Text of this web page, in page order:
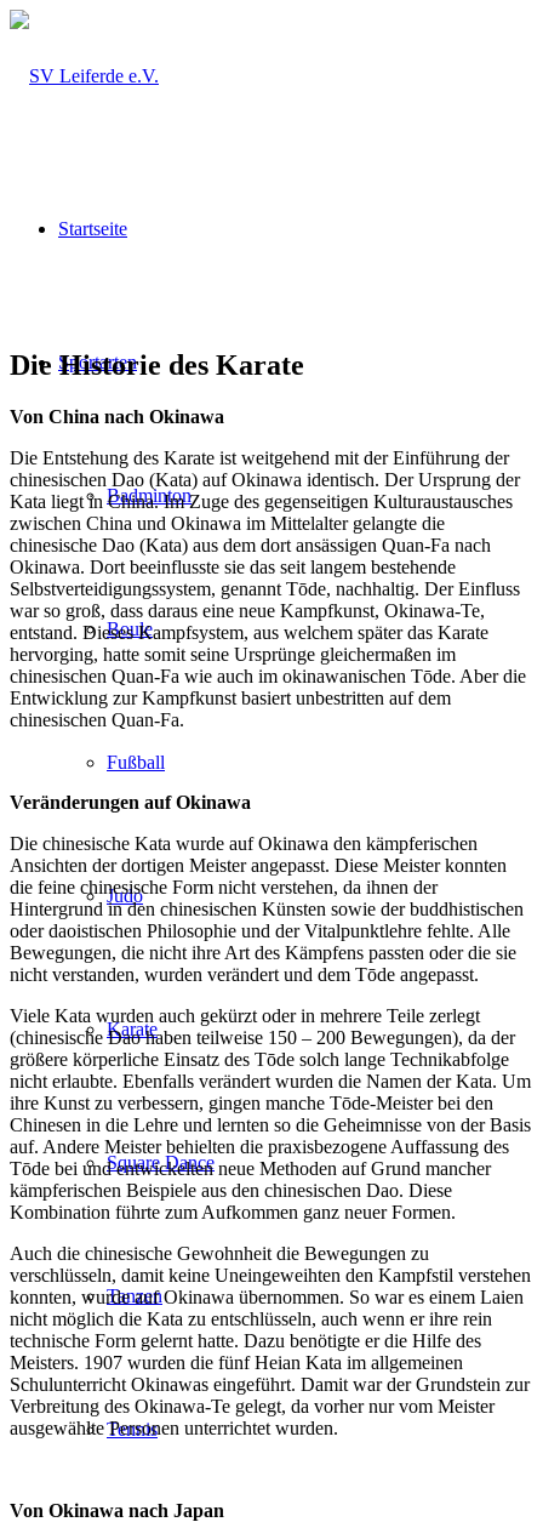
Startseite
Sportarten
Badminton
Boule
Fußball
Judo
Karate
Square Dance
Tanzen
Tennis
Die Historie des Karate
Von China nach Okinawa
Die Entstehung des Karate ist weitgehend mit der Einführung der
chinesischen Dao (Kata) auf Okinawa identisch. Der Ursprung der
Kata liegt in China. Im Zuge des gegenseitigen Kulturaustausches
zwischen China und Okinawa im Mittelalter gelangte die
chinesische Dao (Kata) aus dem dort ansässigen Quan-Fa nach
Okinawa. Dort beeinflusste sie das seit langem bestehende
Selbstverteidigungssystem, genannt Tōde, nachhaltig. Der Einfluss
war so groß, dass daraus eine neue Kampfkunst, Okinawa-Te,
entstand. Dieses Kampfsystem, aus welchem später das Karate
hervorging, hatte somit seine Ursprünge gleichermaßen im
chinesischen Quan-Fa wie auch im okinawanischen Tōde. Aber die
Entwicklung zur Kampfkunst basiert unbestritten auf dem
chinesischen Quan-Fa.
Veränderungen auf Okinawa
Die chinesische Kata wurde auf Okinawa den kämpferischen
Ansichten der dortigen Meister angepasst. Diese Meister konnten
die feine chinesische Form nicht verstehen, da ihnen der
Hintergrund in den chinesischen Künsten sowie der buddhistischen
oder daoistischen Philosophie und der Vitalpunktlehre fehlte. Alle
Bewegungen, die nicht ihre Art des Kämpfens passten oder die sie
nicht verstanden, wurden verändert und dem Tōde angepasst.
Viele Kata wurden auch gekürzt oder in mehrere Teile zerlegt
(chinesische Dao haben teilweise 150 – 200 Bewegungen), da der
größere körperliche Einsatz des Tōde solch lange Technikabfolge
nicht erlaubte. Ebenfalls verändert wurden die Namen der Kata. Um
ihre Kunst zu verbessern, gingen manche Tōde-Meister bei den
Chinesen in die Lehre und lernten so die Geheimnisse von der Basis
auf. Andere Meister behielten die praxisbezogene Auffassung des
Tōde bei und entwickelten neue Methoden auf Grund mancher
kämpferischen Beispiele aus den chinesischen Dao. Diese
Kombination führte zum Aufkommen ganz neuer Formen.
Auch die chinesische Gewohnheit die Bewegungen zu
verschlüsseln, damit keine Uneingeweihten den Kampfstil verstehen
konnten, wurde auf Okinawa übernommen. So war es einem Laien
nicht möglich die Kata zu entschlüsseln, auch wenn er ihre rein
technische Form gelernt hatte. Dazu benötigte er die Hilfe des
Meisters. 1907 wurden die fünf Heian Kata im allgemeinen
Schulunterricht Okinawas eingeführt. Damit war der Grundstein zur
Verbreitung des Okinawa-Te gelegt, da vorher nur vom Meister
ausgewählte Personen unterrichtet wurden.
Von Okinawa nach Japan